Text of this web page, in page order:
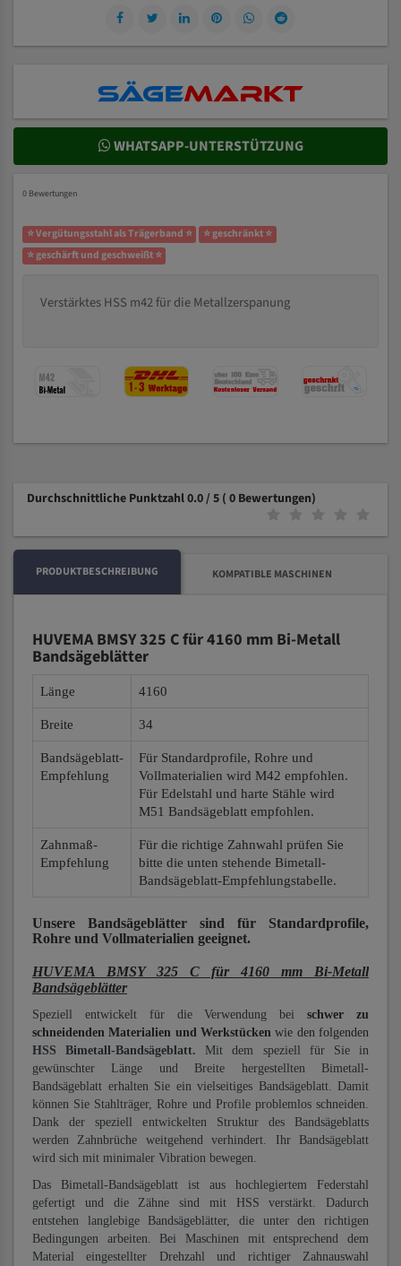
WHATSAPP-UNTERSTÜTZUNG
0 Bewertungen
⭐ Vergütungsstahl als Trägerband ⭐
⭐ geschränkt ⭐
⭐ geschärft und geschweißt ⭐
Verstärktes HSS m42 für die Metallzerspanung
Durchschnittliche Punktzahl 0.0 / 5 ( 0 Bewertungen)
PRODUKTBESCHREIBUNG KOMPATIBLE MASCHINEN
HUVEMA BMSY 325 C für 4160 mm Bi-Metall
Bandsägeblätter
Länge 4160
Breite 34
Bandsägeblatt-
Empfehlung
Für Standardprofile, Rohre und
Vollmaterialien wird M42 empfohlen.
Für Edelstahl und harte Stähle wird
M51 Bandsägeblatt empfohlen.
Zahnmaß-
Empfehlung
Für die richtige Zahnwahl prüfen Sie
bitte die unten stehende Bimetall-
Bandsägeblatt-Empfehlungstabelle.
Unsere Bandsägeblätter sind für Standardprofile,
Rohre und Vollmaterialien geeignet.
HUVEMA BMSY 325 C für 4160 mm Bi-Metall
Bandsägeblätter
Speziell entwickelt für die Verwendung beischwer zu
schneidenden Materialien und Werkstücken wie den folgenden
HSS Bimetall-Bandsägeblatt. Mit dem speziell für Sie in
gewünschter Länge und Breite hergestellten Bimetall-
Bandsägeblatt erhalten Sie ein vielseitiges Bandsägeblatt. Damit
können Sie Stahlträger, Rohre und Profile problemlos schneiden.
Dank der speziell entwickelten Struktur des Bandsägeblatts
werden Zahnbrüche weitgehend verhindert. Ihr Bandsägeblatt
wird sich mit minimaler Vibration bewegen.
Das Bimetall-Bandsägeblatt ist aus hochlegiertem Federstahl
gefertigt und die Zähne sind mit HSS verstärkt. Dadurch
entstehen langlebige Bandsägeblätter, die unter den richtigen
Bedingungen arbeiten. Bei Maschinen mit entsprechend dem
Material eingestellter Drehzahl und richtiger Zahnauswahl